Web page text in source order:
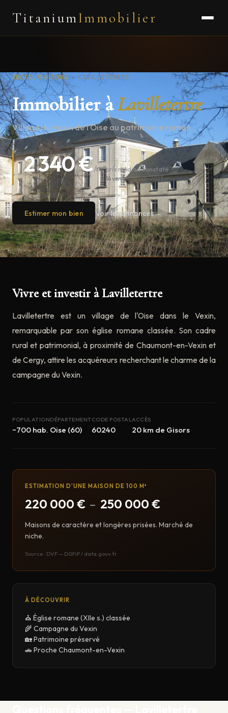
TitaniumImmobilier
SECTEUR GISORS › LAVILLETERTRE
Immobilier àLavilletertre
Village du Vexin de l'Oise au patrimoine roman.
2 340 €/m²prix médian constaté
14 ventes · 2023–2025
Estimer mon bien Voir les annonces →
Vivre et investir à Lavilletertre
Lavilletertre est un village de l'Oise dans le Vexin,
remarquable par son église romane classée. Son cadre
rural et patrimonial, à proximité de Chaumont-en-Vexin et
de Cergy, attire les acquéreurs recherchant le charme de la
campagne du Vexin.
POPULATION
~700 hab.
DÉPARTEMENT
Oise (60)
CODE POSTAL
60240
ACCÈS
20 km de Gisors
ESTIMATION D'UNE MAISON DE 100 M²
220 000 € – 250 000 €
Maisons de caractère et longères prisées. Marché de
niche.
Source : DVF — DGFiP / data.gouv.fr
À DÉCOUVRIR
⛪ Église romane (XIIe s.) classée
🌾 Campagne du Vexin
🏡 Patrimoine préservé
🚗 Proche Chaumont-en-Vexin